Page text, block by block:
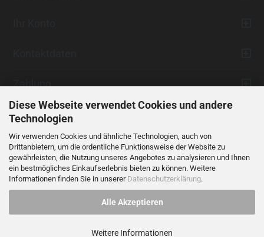
Diese Webseite verwendet Cookies und andere
Technologien
Wir verwenden Cookies und ähnliche Technologien, auch von
Drittanbietern, um die ordentliche Funktionsweise der Website zu
gewährleisten, die Nutzung unseres Angebotes zu analysieren und Ihnen
ein bestmögliches Einkaufserlebnis bieten zu können. Weitere
Informationen finden Sie in unserer Datenschutzerklärung.
Alle Akzeptieren
Weitere Informationen
Zahlung
Vertrag widerrufen